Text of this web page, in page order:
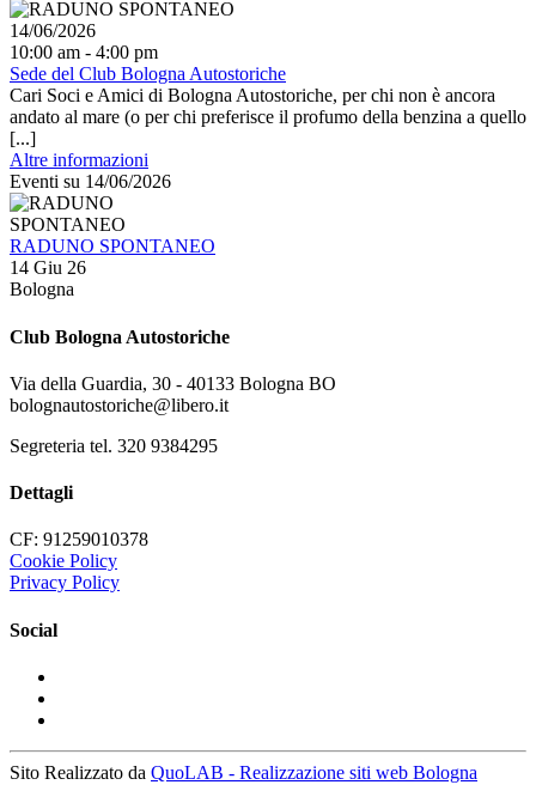
14/06/2026
10:00 am - 4:00 pm
Sede del Club Bologna Autostoriche
Cari Soci e Amici di Bologna Autostoriche, per chi non è ancora
andato al mare (o per chi preferisce il profumo della benzina a quello
[...]
Altre informazioni
Eventi su 14/06/2026
RADUNO SPONTANEO
14 Giu 26
Bologna
Club Bologna Autostoriche
Via della Guardia, 30 - 40133 Bologna BO
bolognautostoriche@libero.it
Segreteria tel. 320 9384295
Dettagli
CF: 91259010378
Cookie Policy
Privacy Policy
Social
Sito Realizzato da QuoLAB - Realizzazione siti web Bologna